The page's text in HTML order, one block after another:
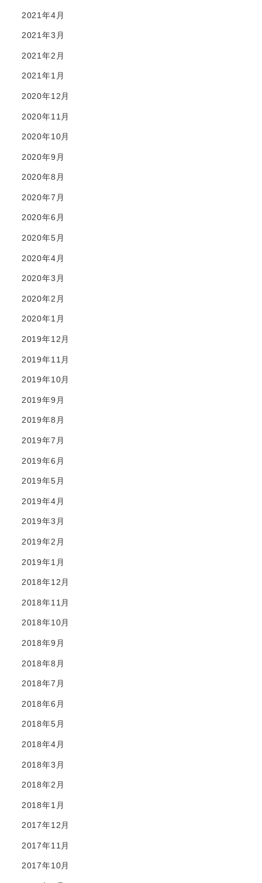
2021年4月
2021年3月
2021年2月
2021年1月
2020年12月
2020年11月
2020年10月
2020年9月
2020年8月
2020年7月
2020年6月
2020年5月
2020年4月
2020年3月
2020年2月
2020年1月
2019年12月
2019年11月
2019年10月
2019年9月
2019年8月
2019年7月
2019年6月
2019年5月
2019年4月
2019年3月
2019年2月
2019年1月
2018年12月
2018年11月
2018年10月
2018年9月
2018年8月
2018年7月
2018年6月
2018年5月
2018年4月
2018年3月
2018年2月
2018年1月
2017年12月
2017年11月
2017年10月